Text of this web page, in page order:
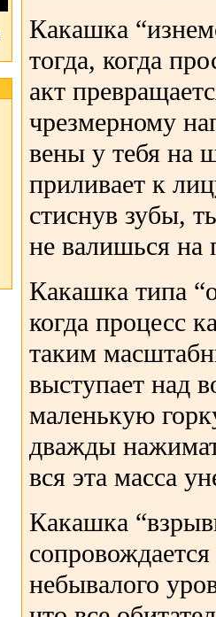
Какашка
тогда, когда
акт
чрезмерному
вены у тебя на
приливает к
стиснув зубы,
не валишься на
Какашка типа
когда процесс
таким
выступает над
маленькую
дважды
вся эта масса
Какашка
небывалого